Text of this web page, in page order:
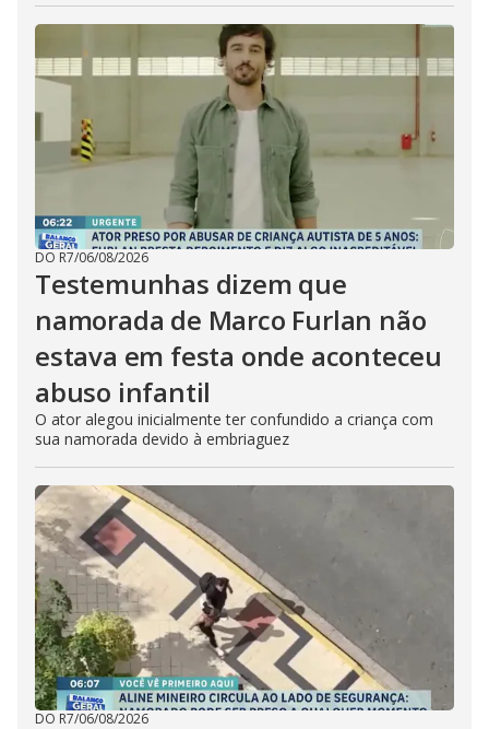
DO R7/06/08/2026
Testemunhas dizem que
namorada de Marco Furlan não
estava em festa onde aconteceu
abuso infantil
O ator alegou inicialmente ter confundido a criança com
sua namorada devido à embriaguez
DO R7/06/08/2026